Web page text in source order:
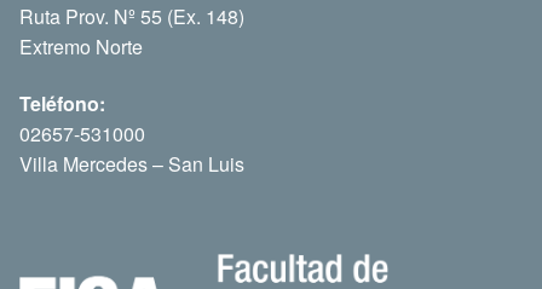
Ruta Prov. Nº 55 (Ex. 148)
Extremo Norte
Teléfono:
02657-531000
Villa Mercedes – San Luis